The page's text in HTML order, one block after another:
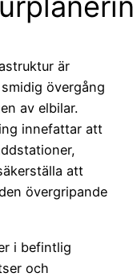
är
övergång
av elbilar.
innefattar att
att
övergripande
i befintlig
och